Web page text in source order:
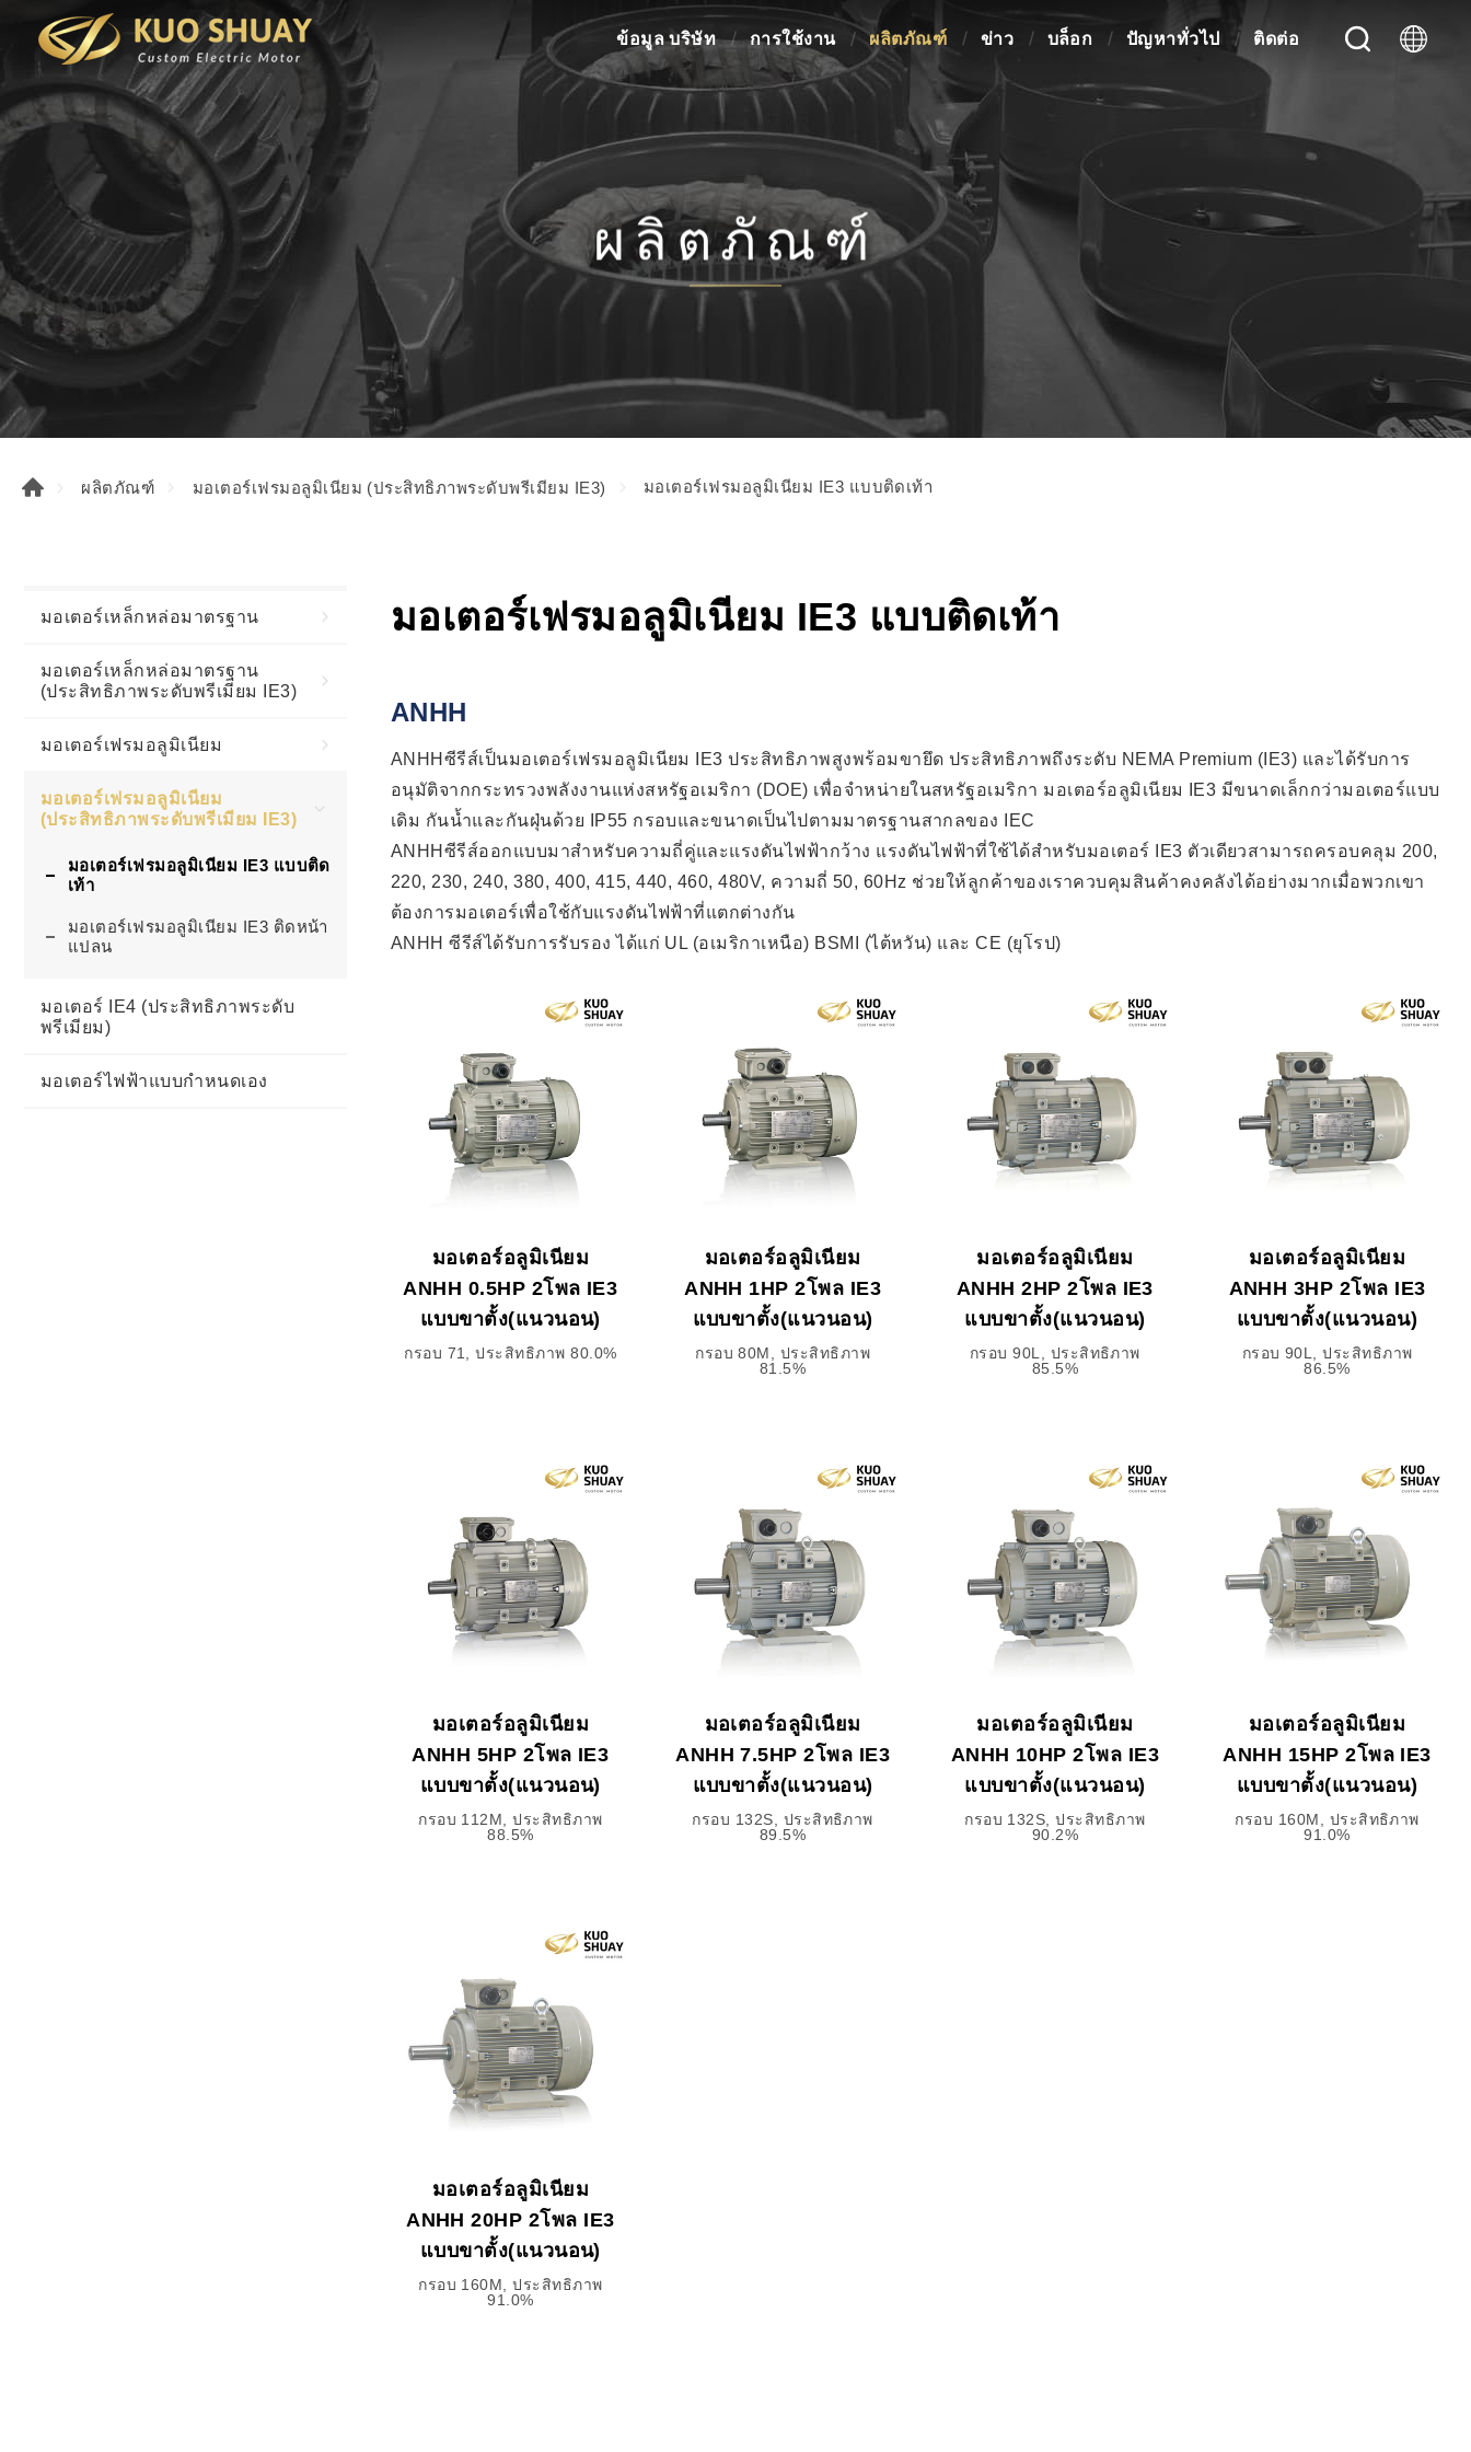
ข้อมูล บริษัท การใช้งาน ผลิตภัณฑ์ ข่าว บล็อก ปัญหาทั่วไป ติดต่อ
ผลิตภัณฑ์
ผลิตภัณฑ์ มอเตอร์เฟรมอลูมิเนียม (ประสิทธิภาพระดับพรีเมียม IE3) มอเตอร์เฟรมอลูมิเนียม IE3 แบบติดเท้า
มอเตอร์เหล็กหล่อมาตรฐาน
มอเตอร์เหล็กหล่อมาตรฐาน
(ประสิทธิภาพระดับพรีเมียม IE3)
มอเตอร์เฟรมอลูมิเนียม
มอเตอร์เฟรมอลูมิเนียม
(ประสิทธิภาพระดับพรีเมียม IE3)
มอเตอร์เฟรมอลูมิเนียม IE3 แบบติด
เท้า
มอเตอร์เฟรมอลูมิเนียม IE3 ติดหน้า
แปลน
มอเตอร์ IE4 (ประสิทธิภาพระดับ
พรีเมียม)
มอเตอร์ไฟฟ้าแบบกำหนดเอง
มอเตอร์เฟรมอลูมิเนียม IE3 แบบติดเท้า
ANHH
ANHHซีรีส์เป็นมอเตอร์เฟรมอลูมิเนียม IE3 ประสิทธิภาพสูงพร้อมขายึด ประสิทธิภาพถึงระดับ NEMA Premium (IE3) และได้รับการ
อนุมัติจากกระทรวงพลังงานแห่งสหรัฐอเมริกา (DOE) เพื่อจำหน่ายในสหรัฐอเมริกา มอเตอร์อลูมิเนียม IE3 มีขนาดเล็กกว่ามอเตอร์แบบ
เดิม กันน้ำและกันฝุ่นด้วย IP55 กรอบและขนาดเป็นไปตามมาตรฐานสากลของ IEC
ANHHซีรีส์ออกแบบมาสำหรับความถี่คู่และแรงดันไฟฟ้ากว้าง แรงดันไฟฟ้าที่ใช้ได้สำหรับมอเตอร์ IE3 ตัวเดียวสามารถครอบคลุม 200,
220, 230, 240, 380, 400, 415, 440, 460, 480V, ความถี่ 50, 60Hz ช่วยให้ลูกค้าของเราควบคุมสินค้าคงคลังได้อย่างมากเมื่อพวกเขา
ต้องการมอเตอร์เพื่อใช้กับแรงดันไฟฟ้าที่แตกต่างกัน
ANHH ซีรีส์ได้รับการรับรอง ได้แก่ UL (อเมริกาเหนือ) BSMI (ไต้หวัน) และ CE (ยุโรป)
มอเตอร์อลูมิเนียม
ANHH 0.5HP 2โพล IE3
แบบขาตั้ง(แนวนอน)
กรอบ 71, ประสิทธิภาพ 80.0%
มอเตอร์อลูมิเนียม
ANHH 1HP 2โพล IE3
แบบขาตั้ง(แนวนอน)
กรอบ 80M, ประสิทธิภาพ
81.5%
มอเตอร์อลูมิเนียม
ANHH 2HP 2โพล IE3
แบบขาตั้ง(แนวนอน)
กรอบ 90L, ประสิทธิภาพ
85.5%
มอเตอร์อลูมิเนียม
ANHH 3HP 2โพล IE3
แบบขาตั้ง(แนวนอน)
กรอบ 90L, ประสิทธิภาพ
86.5%
มอเตอร์อลูมิเนียม
ANHH 5HP 2โพล IE3
แบบขาตั้ง(แนวนอน)
กรอบ 112M, ประสิทธิภาพ
88.5%
มอเตอร์อลูมิเนียม
ANHH 7.5HP 2โพล IE3
แบบขาตั้ง(แนวนอน)
กรอบ 132S, ประสิทธิภาพ
89.5%
มอเตอร์อลูมิเนียม
ANHH 10HP 2โพล IE3
แบบขาตั้ง(แนวนอน)
กรอบ 132S, ประสิทธิภาพ
90.2%
มอเตอร์อลูมิเนียม
ANHH 15HP 2โพล IE3
แบบขาตั้ง(แนวนอน)
กรอบ 160M, ประสิทธิภาพ
91.0%
มอเตอร์อลูมิเนียม
ANHH 20HP 2โพล IE3
แบบขาตั้ง(แนวนอน)
กรอบ 160M, ประสิทธิภาพ
91.0%